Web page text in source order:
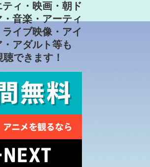
ティ・映画・朝ド
音楽・アーティ
イブ映像・アイ
・アダルト等も
できます！